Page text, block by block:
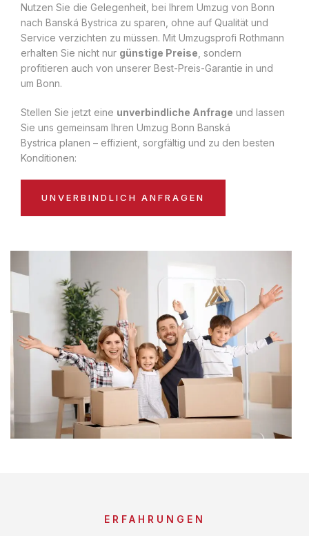
Nutzen Sie die Gelegenheit, bei Ihrem Umzug von Bonn
nach Banská Bystrica zu sparen, ohne auf Qualität und
Service verzichten zu müssen. Mit Umzugsprofi Rothmann
erhalten Sie nicht nur günstige Preise , sondern
profitieren auch von unserer Best-Preis-Garantie in und
um Bonn.
Stellen Sie jetzt eine unverbindliche Anfrage und lassen
Sie uns gemeinsam Ihren Umzug Bonn Banská
Bystrica planen – effizient, sorgfältig und zu den besten
Konditionen:
UNVERBINDLICH ANFRAGEN
ERFAHRUNGEN